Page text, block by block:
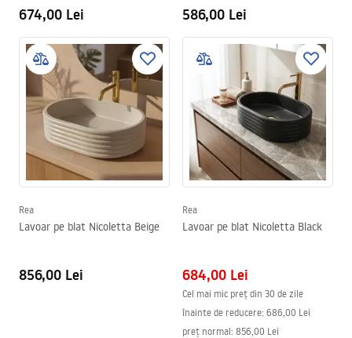
674,00 Lei 586,00 Lei
Rea
Lavoar pe blat Nicoletta Beige
856,00 Lei
Rea
Lavoar pe blat Nicoletta Black
684,00 Lei
Cel mai mic preț din 30 de zile
înainte de reducere: 686,00 Lei
preț normal: 856,00 Lei